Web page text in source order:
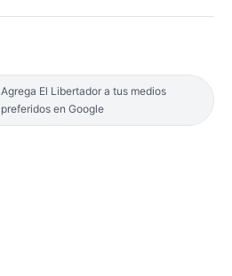
Agrega El Libertador a tus medios
preferidos en Google